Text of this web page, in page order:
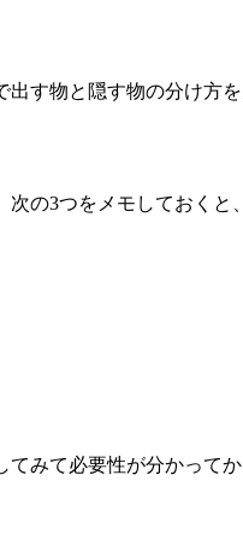
出す物と隠す物の分け方
の3つをメモしておくと
みて必要性が分かってか